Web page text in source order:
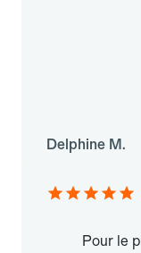
Delphine M.
Pour le